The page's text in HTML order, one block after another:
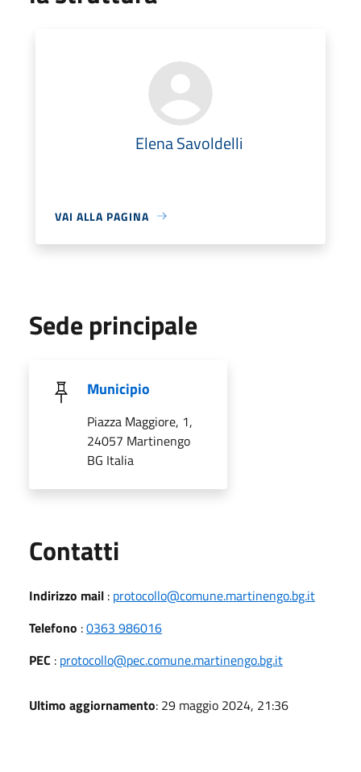
Elena Savoldelli
VAI ALLA PAGINA
Sede principale
Municipio
Piazza Maggiore, 1,
24057 Martinengo
BG Italia
Contatti
Indirizzo mail : protocollo@comune.martinengo.bg.it
Telefono :0363 986016
PEC : protocollo@pec.comune.martinengo.bg.it
Ultimo aggiornamento: 29 maggio 2024, 21:36